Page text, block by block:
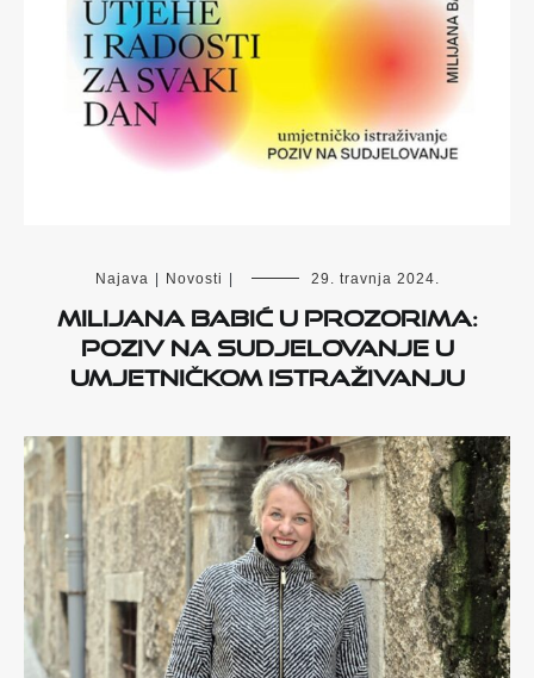
Najava | Novosti | 29. travnja 2024.
Milijana Babić u Prozorima:
poziv na sudjelovanje u
umjetničkom istraživanju